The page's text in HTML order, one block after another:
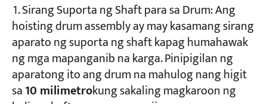
Sirang Suporta ng Shaft para sa Drum: Ang
hoisting drum assembly ay may kasamang sirang
aparato ng suporta ng shaft kapag humahawak
ng mga mapanganib na karga. Pinipigilan ng
aparatong ito ang drum na mahulog nang higit
sa10 milimetro​kung sakaling magkaroon ng